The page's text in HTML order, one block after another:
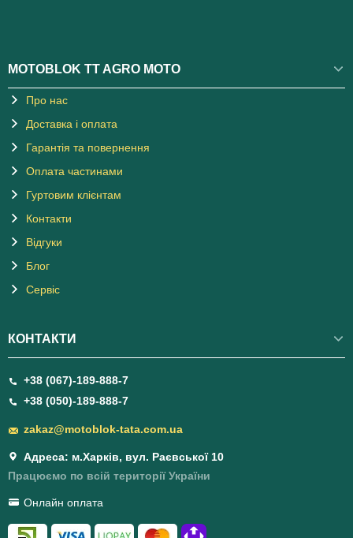
MOTOBLOK TT AGRO MOTO
Про нас
Доставка і оплата
Гарантія та повернення
Оплата частинами
Гуртовим клієнтам
Контакти
Відгуки
Блог
Сервіс
КОНТАКТИ
+38 (067)-189-888-7
+38 (050)-189-888-7
zakaz@motoblok-tata.com.ua
Адреса: м.Харків, вул. Раєвської 10
Працюємо по всій території України
Онлайн оплата